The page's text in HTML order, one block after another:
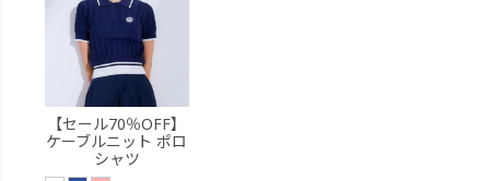
【セール70％OFF】
ケーブルニット ポロ
シャツ